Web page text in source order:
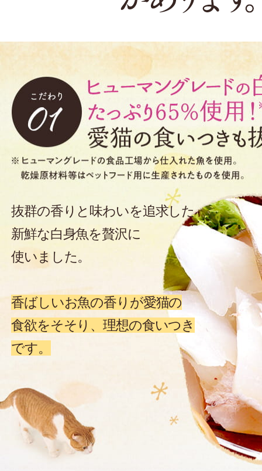
抜群の香りと味わいを追求した
新鮮な白身魚を贅沢に
使いました。
香ばしいお魚の香りが愛猫の
食欲をそそり、理想の食いつき
です。